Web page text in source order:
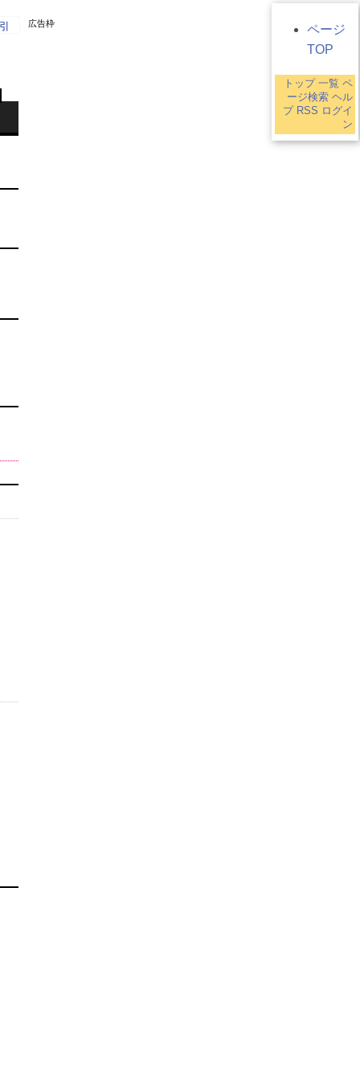
広告枠
ページ
TOP
トップ 一覧 ペ
ージ検索 ヘル
プ RSS ログイ
ン